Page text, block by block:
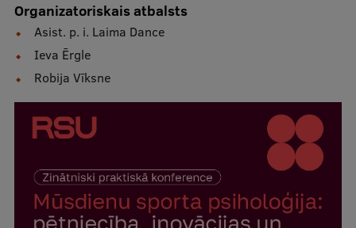
Organizatoriskais atbalsts
Asist. p. i. Laima Dance
Ieva Ērgle
Robija Vīksne